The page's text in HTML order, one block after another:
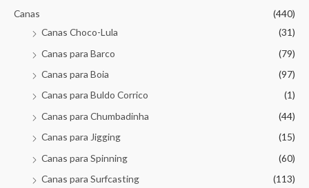
Canas
(440)
Canas Choco-Lula
(31)
Canas para Barco
(79)
Canas para Boia
(97)
Canas para Buldo Corrico
(1)
Canas para Chumbadinha
(44)
Canas para Jigging
(15)
Canas para Spinning
(60)
Canas para Surfcasting
(113)